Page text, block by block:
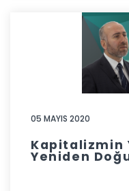
05 MAYIS 2020
Kapitalizmin
Yeniden